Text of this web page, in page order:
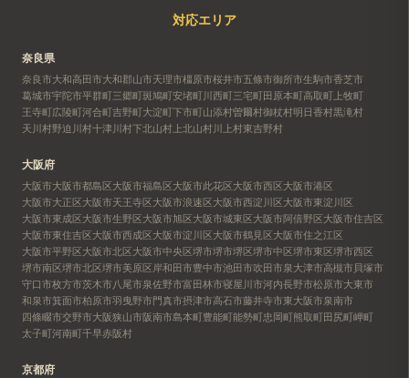
対応エリア
奈良県
奈良市大和高田市大和郡山市天理市橿原市桜井市五條市御所市生駒市香芝市
葛城市宇陀市平群町三郷町斑鳩町安堵町川西町三宅町田原本町高取町 上牧町
王寺町広陵町河合町吉野町大淀町下市町山添村曽爾村御杖村明日香村黒滝村
天川村野迫川村十津川村下北山村 上北山村川上村東吉野村
大阪府
大阪市大阪市都島区大阪市福島区大阪市此花区大阪市西区大阪市港区
大阪市大正区大阪市天王寺区大阪市浪速区大阪市西淀川区大阪市東淀川区
大阪市東成区大阪市生野区大阪市旭区大阪市城東区大阪市阿倍野区大阪市住吉区
大阪市東住吉区大阪市西成区大阪市淀川区大阪市鶴見区大阪市住之江区
大阪市平野区大阪市北区大阪市中央区堺市堺市堺区堺市中区堺市東区堺市西区
堺市南区堺市北区堺市美原区岸和田市豊中市池田市吹田市泉大津市高槻市 貝塚市
守口市枚方市茨木市八尾市泉佐野市富田林市寝屋川市河内長野市松原市大東市
和泉市箕面市柏原市羽曳野市門真市摂津市高石市藤井寺市東大阪市泉南市
四條畷市交野市大阪狭山市阪南市島本町豊能町能勢町忠岡町熊取町田尻町岬町
太子町河南町千早赤阪村
京都府